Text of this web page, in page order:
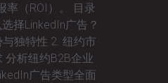
率（ROI）。 目录
择LinkedIn广告？
独特性 2. 纽约市
分析纽约B2B企业
广告类型全面